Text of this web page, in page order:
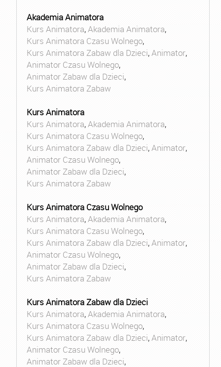
Akademia Animatora
Kurs Animatora,Akademia Animatora,
Kurs Animatora Czasu Wolnego,
Kurs Animatora Zabaw dla Dzieci,Animator,
Animator Czasu Wolnego,
Animator Zabaw dla Dzieci,
Kurs Animatora Zabaw
Kurs Animatora
Kurs Animatora,Akademia Animatora,
Kurs Animatora Czasu Wolnego,
Kurs Animatora Zabaw dla Dzieci,Animator,
Animator Czasu Wolnego,
Animator Zabaw dla Dzieci,
Kurs Animatora Zabaw
Kurs Animatora Czasu Wolnego
Kurs Animatora,Akademia Animatora,
Kurs Animatora Czasu Wolnego,
Kurs Animatora Zabaw dla Dzieci,Animator,
Animator Czasu Wolnego,
Animator Zabaw dla Dzieci,
Kurs Animatora Zabaw
Kurs Animatora Zabaw dla Dzieci
Kurs Animatora,Akademia Animatora,
Kurs Animatora Czasu Wolnego,
Kurs Animatora Zabaw dla Dzieci,Animator,
Animator Czasu Wolnego,
Animator Zabaw dla Dzieci,